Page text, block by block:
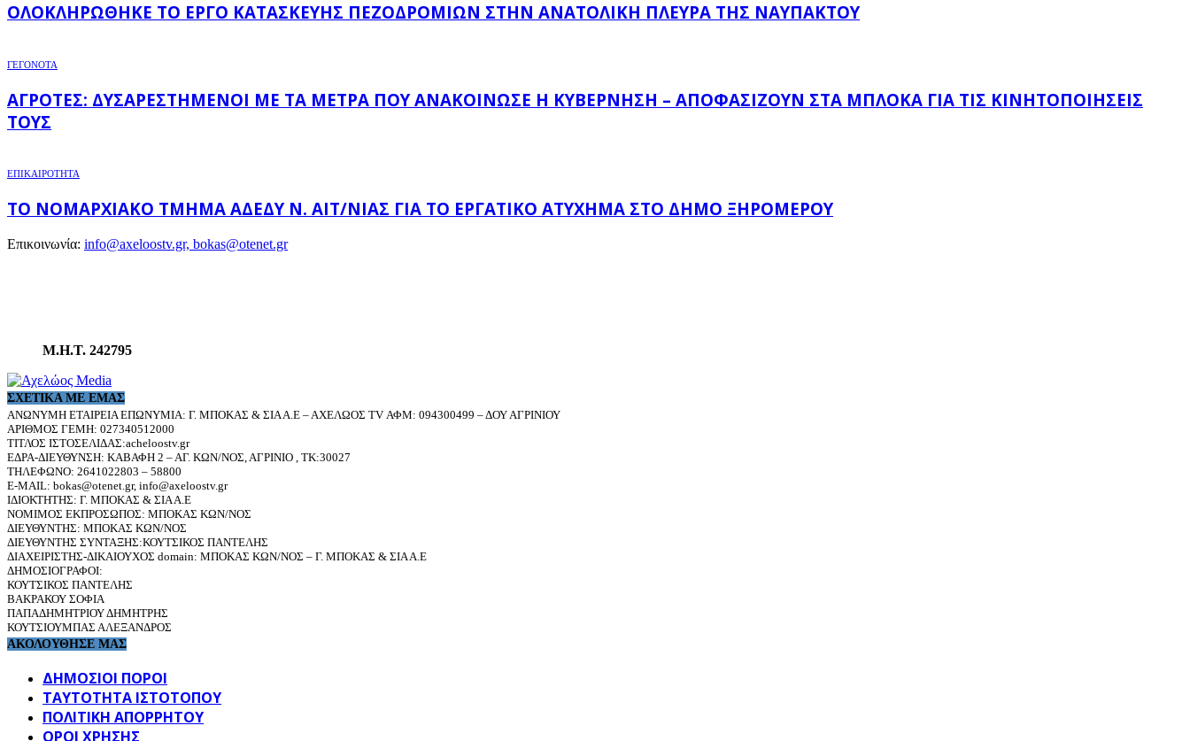
ΟΛΟΚΛΗΡΏΘΗΚΕ ΤΟ ΈΡΓΟ ΚΑΤΑΣΚΕΥΉΣ ΠΕΖΟΔΡΟΜΊΩΝ ΣΤΗΝ ΑΝΑΤΟΛΙΚΉ ΠΛΕΥΡΆ ΤΗΣ ΝΑΥΠΆΚΤΟΥ
ΓΕΓΟΝΟΤΑ
ΑΓΡΌΤΕΣ: ΔΥΣΑΡΕΣΤΗΜΈΝΟΙ ΜΕ ΤΑ ΜΈΤΡΑ ΠΟΥ ΑΝΑΚΟΊΝΩΣΕ Η ΚΥΒΈΡΝΗΣΗ – ΑΠΟΦΑΣΊΖΟΥΝ ΣΤΑ ΜΠΛΌΚΑ ΓΙΑ ΤΙΣ ΚΙΝΗΤΟΠΟΙΉΣΕΙΣ
ΤΟΥΣ
ΕΠΙΚΑΙΡΟΤΗΤΑ
ΤΟ ΝΟΜΑΡΧΙΑΚΌ ΤΜΉΜΑ ΑΔΕΔΥ Ν. ΑΙΤ/ΝΊΑΣ ΓΙΑ ΤΟ ΕΡΓΑΤΙΚΌ ΑΤΎΧΗΜΑ ΣΤΟ ΔΉΜΟ ΞΗΡΟΜΈΡΟΥ
Επικοινωνία: info@axeloostv.gr, bokas@otenet.gr
Μ.Η.Τ. 242795
ΣΧΕΤΙΚΆ ΜΕ ΕΜΆΣ
ΑΝΩΝΥΜΗ ΕΤΑΙΡΕΙΑ ΕΠΩΝΥΜΙΑ: Γ. ΜΠΟΚΑΣ & ΣΙΑ Α.Ε – ΑΧΕΛΩΟΣ TV ΑΦΜ: 094300499 – ΔΟΥ ΑΓΡΙΝΙΟΥ
ΑΡΙΘΜΟΣ ΓΕΜΗ: 027340512000
ΤΙΤΛΟΣ ΙΣΤΟΣΕΛΙΔΑΣ:acheloostv.gr
ΕΔΡΑ-ΔΙΕΥΘΥΝΣΗ: ΚΑΒΑΦΗ 2 – ΑΓ. ΚΩΝ/ΝΟΣ, ΑΓΡΙΝΙΟ , ΤΚ:30027
ΤΗΛΕΦΩΝΟ: 2641022803 – 58800
E-MAIL: bokas@otenet.gr, info@axeloostv.gr
ΙΔΙΟΚΤΗΤΗΣ: Γ. ΜΠΟΚΑΣ & ΣΙΑ Α.Ε
ΝΟΜΙΜΟΣ ΕΚΠΡΟΣΩΠΟΣ: ΜΠΟΚΑΣ ΚΩΝ/ΝΟΣ
ΔΙΕΥΘΥΝΤΗΣ: ΜΠΟΚΑΣ ΚΩΝ/ΝΟΣ
ΔΙΕΥΘΥΝΤΗΣ ΣΥΝΤΑΞΗΣ:ΚΟΥΤΣΙΚΟΣ ΠΑΝΤΕΛΗΣ
ΔΙΑΧΕΙΡΙΣΤΗΣ-ΔΙΚΑΙΟΥΧΟΣ domain: ΜΠΟΚΑΣ ΚΩΝ/ΝΟΣ – Γ. ΜΠΟΚΑΣ & ΣΙΑ Α.Ε
ΔΗΜΟΣΙΟΓΡΑΦΟΙ:
ΚΟΥΤΣΙΚΟΣ ΠΑΝΤΕΛΗΣ
ΒΑΚΡΑΚΟΥ ΣΟΦΙΑ
ΠΑΠΑΔΗΜΗΤΡΙΟΥ ΔΗΜΗΤΡΗΣ
ΚΟΥΤΣΙΟΥΜΠΑΣ ΑΛΕΞΑΝΔΡΟΣ
ΑΚΟΛΟΥΘΗΣΕ ΜΑΣ
ΔΗΜΟΣΙΟΙ ΠΟΡΟΙ
ΤΑΥΤΌΤΗΤΑ ΙΣΤΌΤΟΠΟΥ
ΠΟΛΙΤΙΚΉ ΑΠΟΡΡΉΤΟΥ
ΌΡΟΙ ΧΡΉΣΗΣ